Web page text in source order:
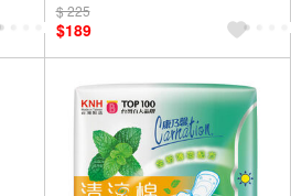
$ 225
$189